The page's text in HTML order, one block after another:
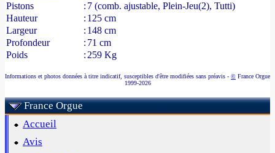
Pistons
: 7 (comb. ajustable, Plein-Jeu(2), Tutti)
Hauteur
: 125 cm
Largeur
: 148 cm
Profondeur
: 71 cm
Poids
: 259 Kg
Informations et photos données à titre indicatif, susceptibles d'être modifiées sans préavis - © France Orgue
1999-2026
France Orgue
Accueil
Avis